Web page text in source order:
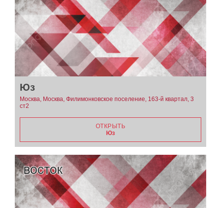
Юз
Москва, Москва, Филимонковское поселение, 163-й квартал, 3
ст2
ОТКРЫТЬ
Юз